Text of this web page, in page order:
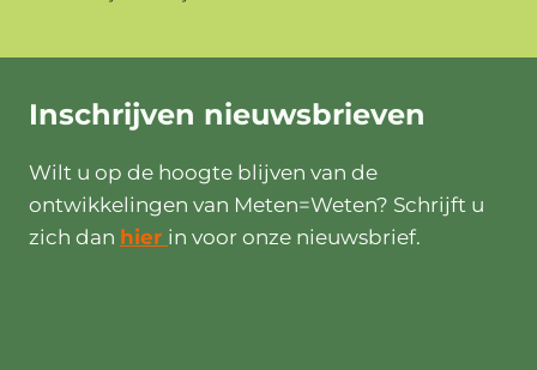
Inschrijven nieuwsbrieven
Wilt u op de hoogte blijven van de
ontwikkelingen van Meten=Weten? Schrijft u
zich dan hier in voor onze nieuwsbrief.